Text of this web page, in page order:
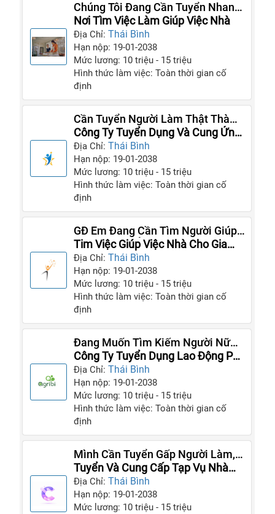
Chúng Tôi Đang Cần Tuyển Nhanh
Chóng Người Làm Giúp Việc Cho
Gia Đình Ngay Hôm Nay
Nơi Tìm Việc Làm Giúp Việc Nhà
Địa Chỉ:Thái Bình
Hạn nộp: 19-01-2038
Mức lương: 10 triệu - 15 triệu
Hình thức làm việc: Toàn thời gian cố
định
Cần Tuyển Người Làm Thật Thà
Và Có Tinh Thần Trách Nhiệm
Công Ty Tuyển Dụng Và Cung Ứng
Giúp Việc
Địa Chỉ:Thái Bình
Hạn nộp: 19-01-2038
Mức lương: 10 triệu - 15 triệu
Hình thức làm việc: Toàn thời gian cố
định
GĐ Em Đang Cần Tìm Người Giúp
Việc Có Thể Ở Lại Nhà Luôn
Tim Việc Giúp Việc Nhà Cho Gia
Đình
Địa Chỉ:Thái Bình
Hạn nộp: 19-01-2038
Mức lương: 10 triệu - 15 triệu
Hình thức làm việc: Toàn thời gian cố
định
Đang Muốn Tìm Kiếm Người Nữ
Giúp Việc Cho Gia Đình Nhà Mình
Công Ty Tuyển Dụng Lao Động Phổ
Thông
Địa Chỉ:Thái Bình
Hạn nộp: 19-01-2038
Mức lương: 10 triệu - 15 triệu
Hình thức làm việc: Toàn thời gian cố
định
Mình Cần Tuyển Gấp Người Làm,
Người Giúp Việc Cho Gia Đình
Mình
Tuyển Và Cung Cấp Tạp Vụ Nhà
Hàng Quán Ăn Và Giúp Việc
Địa Chỉ:Thái Bình
Hạn nộp: 19-01-2038
Mức lương: 10 triệu - 15 triệu